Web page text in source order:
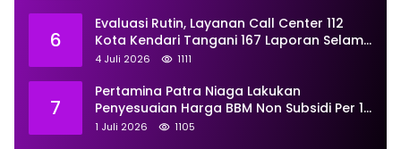
6
Evaluasi Rutin, Layanan Call Center 112
Kota Kendari Tangani 167 Laporan Selama
Juni
4 Juli 2026 1111
7
Pertamina Patra Niaga Lakukan
Penyesuaian Harga BBM Non Subsidi Per 1
Juli 2026, Berikut Rinciannya
1 Juli 2026 1105